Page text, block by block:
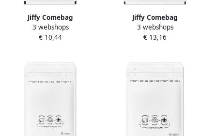
Jiffy Comebag
luchtkussenenveloppen ft
150 x 215 mm met
3 webshops
€ 10,44
Jiffy Comebag
luchtkussenenveloppen ft
180 x 265 mm met
3 webshops
€ 13,16